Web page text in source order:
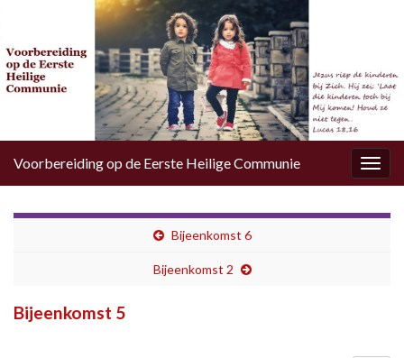
Voorbereiding op de Eerste Heilige Communie
Bijeenkomst 6
Bijeenkomst 2
Bijeenkomst 5